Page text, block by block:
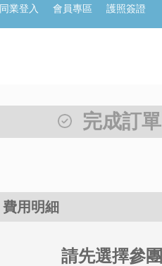
同業登入 會員專區 護照簽證
完成訂單
費用明細
請先選擇參